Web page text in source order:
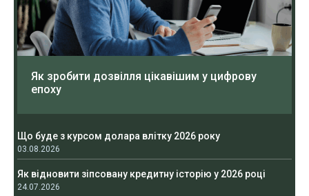
Як зробити дозвілля цікавішим у цифрову
епоху
Що буде з курсом долара влітку 2026 року
03.08.2026
Як відновити зіпсовану кредитну історію у 2026 році
24.07.2026